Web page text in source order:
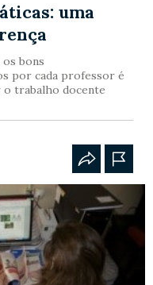
uma
bons
por cada professor é
o trabalho docente